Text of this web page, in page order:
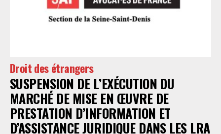
Droit des étrangers
SUSPENSION DE L’EXÉCUTION DU
MARCHÉ DE MISE EN ŒUVRE DE
PRESTATION D’INFORMATION ET
D’ASSISTANCE JURIDIQUE DANS LES LRA